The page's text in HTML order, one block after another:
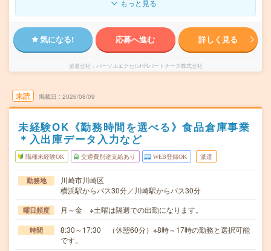
もっと見る
気になる! 応募へ進む 詳しく見る
派遣会社 パーソルエクセルHRパートナーズ株式会社
未読 掲載日 2026/08/09
未経験OK《勤務時間を選べる》食品倉庫事業
＊入出庫データ入力など
職種未経験OK 交通費別途支給あり WEB登録OK 派遣
勤務地
川崎市川崎区
横浜駅からバス30分／川崎駅からバス30分
曜日頻度 月～金 ※土曜は隔週での出勤になります。
時間
8:30～17:30 （休憩60分）※8時～17時の勤務と選択可能
です。